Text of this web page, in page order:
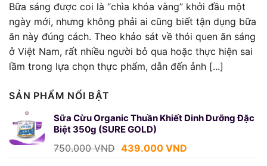
Bữa sáng được coi là “chìa khóa vàng” khởi đầu một
ngày mới, nhưng không phải ai cũng biết tận dụng bữa
ăn này đúng cách. Theo khảo sát về thói quen ăn sáng
ở Việt Nam, rất nhiều người bỏ qua hoặc thực hiện sai
lầm trong lựa chọn thực phẩm, dẫn đến ảnh [...]
SẢN PHẨM NỔI BẬT
Sữa Cừu Organic Thuần Khiết Dinh Dưỡng Đặc
Biệt 350g (SURE GOLD)
750.000VND Giá
439.000 VNDGiá